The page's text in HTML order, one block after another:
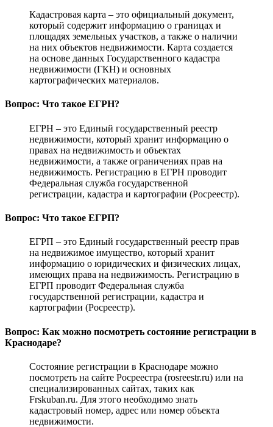
Кадастровая карта – это официальный документ,
который содержит информацию о границах и
площадях земельных участков, а также о наличии
на них объектов недвижимости. Карта создается
на основе данных Государственного кадастра
недвижимости (ГКН) и основных
картографических материалов.
Вопрос: Что такое ЕГРН?
ЕГРН – это Единый государственный реестр
недвижимости, который хранит информацию о
правах на недвижимость и объектах
недвижимости, а также ограничениях прав на
недвижимость. Регистрацию в ЕГРН проводит
Федеральная служба государственной
регистрации, кадастра и картографии (Росреестр).
Вопрос: Что такое ЕГРП?
ЕГРП – это Единый государственный реестр прав
на недвижимое имущество, который хранит
информацию о юридических и физических лицах,
имеющих права на недвижимость. Регистрацию в
ЕГРП проводит Федеральная служба
государственной регистрации, кадастра и
картографии (Росреестр).
Вопрос: Как можно посмотреть состояние регистрации в
Краснодаре?
Состояние регистрации в Краснодаре можно
посмотреть на сайте Росреестра (rosreestr.ru) или на
специализированных сайтах, таких как
Frskuban.ru. Для этого необходимо знать
кадастровый номер, адрес или номер объекта
недвижимости.